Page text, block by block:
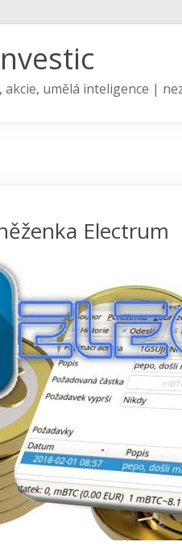
akcie, umělá inteligence |
Electrum